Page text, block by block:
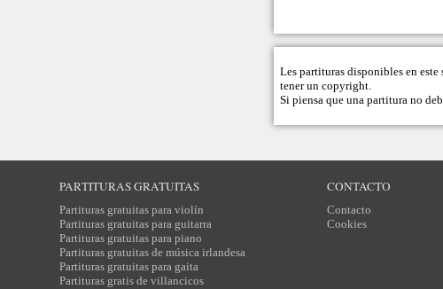
Les partituras disponibles en
tener un copyright.
Si piensa que una partitura no
PARTITURAS GRATUITAS
Partituras gratuitas para violín
Partituras gratuitas para guitarra
Partituras gratuitas para piano
Partituras gratuitas de música irlandesa
Partituras gratuitas para gaita
Partituras gratis de villancicos
CONTACTO
Contacto
Cookies